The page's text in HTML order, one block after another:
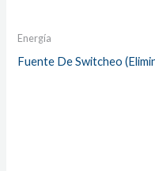
Energía
Fuente De Switcheo